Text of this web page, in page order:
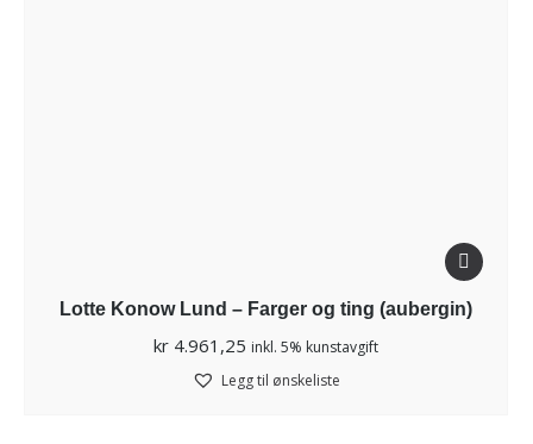
Lotte Konow Lund – Farger og ting (aubergin)
kr 4.961,25 inkl. 5% kunstavgift
Legg til ønskeliste